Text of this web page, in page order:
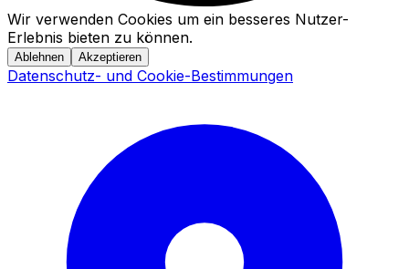
Wir verwenden Cookies um ein besseres Nutzer-
Erlebnis bieten zu können.
Ablehnen Akzeptieren
Datenschutz- und Cookie-Bestimmungen